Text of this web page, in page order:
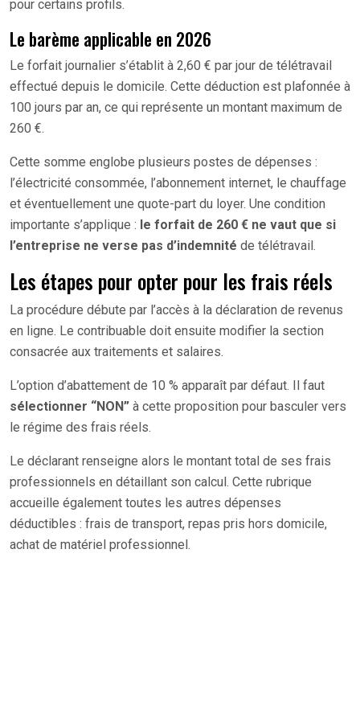
pour certains profils.
Le barème applicable en 2026
Le forfait journalier s’établit à 2,60 € par jour de télétravail
effectué depuis le domicile. Cette déduction est plafonnée à
100 jours par an, ce qui représente un montant maximum de
260 €.
Cette somme englobe plusieurs postes de dépenses :
l’électricité consommée, l’abonnement internet, le chauffage
et éventuellement une quote-part du loyer. Une condition
importante s’applique : le forfait de 260 € ne vaut que si
l’entreprise ne verse pas d’indemnité de télétravail.
Les étapes pour opter pour les frais réels
La procédure débute par l’accès à la déclaration de revenus
en ligne. Le contribuable doit ensuite modifier la section
consacrée aux traitements et salaires.
L’option d’abattement de 10 % apparaît par défaut. Il faut
sélectionner “NON” à cette proposition pour basculer vers
le régime des frais réels.
Le déclarant renseigne alors le montant total de ses frais
professionnels en détaillant son calcul. Cette rubrique
accueille également toutes les autres dépenses
déductibles : frais de transport, repas pris hors domicile,
achat de matériel professionnel.